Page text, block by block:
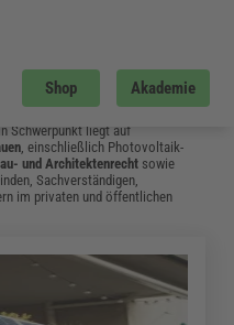
Shop Akademie
Das Fachwissen aus dem
Schwerpunkt liegt auf
, einschließlich Photovoltaik-
und Architektenrecht sowie
Sachverständigen,
im privaten und öffentlichen